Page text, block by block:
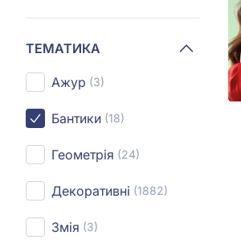
ТЕМАТИКА
Ажур (3)
Бантики (18)
Геометрія (24)
Декоративні (1882)
Змія (3)